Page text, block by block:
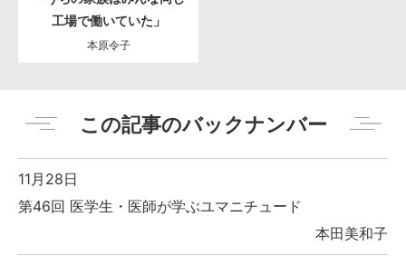
工場で働いていた」
本原令子
この記事のバックナンバー
11月28日
第46回 医学生・医師が学ぶユマニチュード
本田美和子